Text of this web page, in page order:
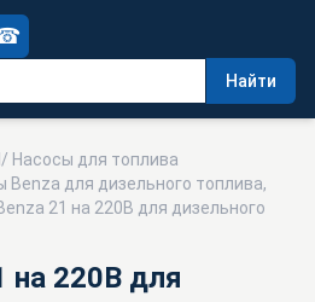
Найти
/ Насосы для топлива
Benza для дизельного топлива,
21 на 220В для дизельного
на 220В для